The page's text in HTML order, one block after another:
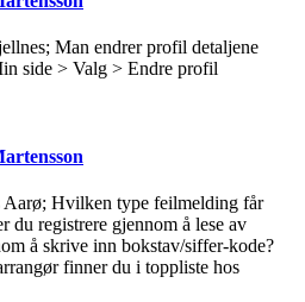
Man endrer profil detaljene
side > Valg > Endre profil
Aarø; Hvilken type feilmelding får
du registrere gjennom å lese av
å skrive inn bokstav/siffer-kode?
finner du i toppliste hos